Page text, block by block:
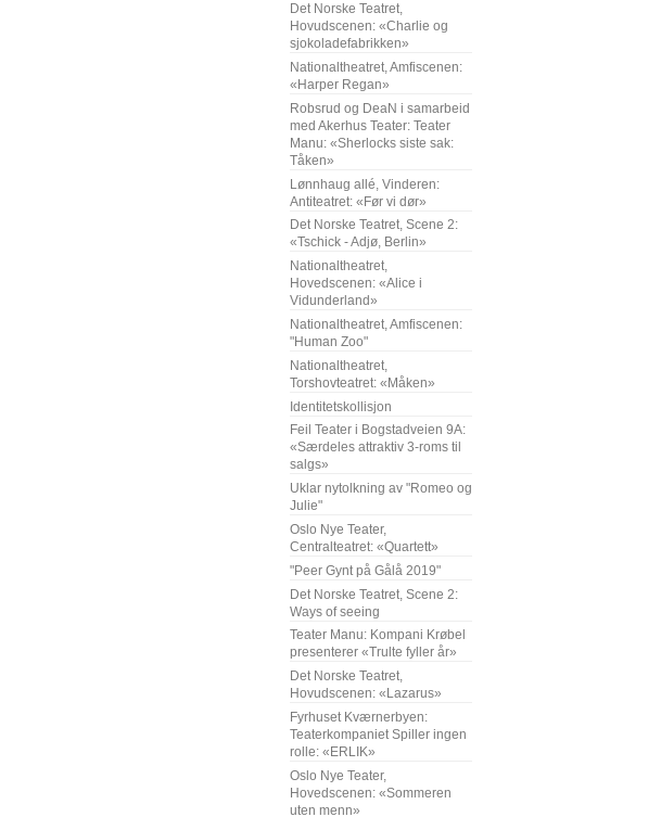
Det Norske Teatret,
Hovudscenen: «Charlie og
sjokoladefabrikken»
Nationaltheatret, Amfiscenen:
«Harper Regan»
Robsrud og DeaN i samarbeid
med Akerhus Teater: Teater
Manu: «Sherlocks siste sak:
Tåken»
Lønnhaug allé, Vinderen:
Antiteatret: «Før vi dør»
Det Norske Teatret, Scene 2:
«Tschick - Adjø, Berlin»
Nationaltheatret,
Hovedscenen: «Alice i
Vidunderland»
Nationaltheatret, Amfiscenen:
"Human Zoo"
Nationaltheatret,
Torshovteatret: «Måken»
Identitetskollisjon
Feil Teater i Bogstadveien 9A:
«Særdeles attraktiv 3-roms til
salgs»
Uklar nytolkning av "Romeo og
Julie"
Oslo Nye Teater,
Centralteatret: «Quartett»
"Peer Gynt på Gålå 2019"
Det Norske Teatret, Scene 2:
Ways of seeing
Teater Manu: Kompani Krøbel
presenterer «Trulte fyller år»
Det Norske Teatret,
Hovudscenen: «Lazarus»
Fyrhuset Kværnerbyen:
Teaterkompaniet Spiller ingen
rolle: «ERLIK»
Oslo Nye Teater,
Hovedscenen: «Sommeren
uten menn»